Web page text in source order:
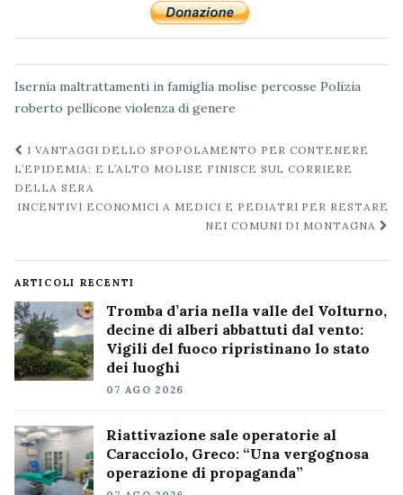
Isernia maltrattamenti in famiglia molise percosse Polizia
roberto pellicone violenza di genere
Navigazione
post
I VANTAGGI DELLO SPOPOLAMENTO PER CONTENERE
L’EPIDEMIA: E L’ALTO MOLISE FINISCE SUL CORRIERE
DELLA SERA
INCENTIVI ECONOMICI A MEDICI E PEDIATRI PER RESTARE
NEI COMUNI DI MONTAGNA
ARTICOLI RECENTI
Tromba d’aria nella valle del Volturno,
decine di alberi abbattuti dal vento:
Vigili del fuoco ripristinano lo stato
dei luoghi
07 AGO 2026
Riattivazione sale operatorie al
Caracciolo, Greco: “Una vergognosa
operazione di propaganda”